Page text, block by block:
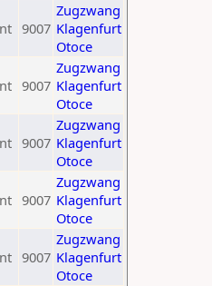
9007
Zugzwang
Klagenfurt
Otoce
9007
Zugzwang
Klagenfurt
Otoce
9007
Zugzwang
Klagenfurt
Otoce
9007
Zugzwang
Klagenfurt
Otoce
9007
Zugzwang
Klagenfurt
Otoce